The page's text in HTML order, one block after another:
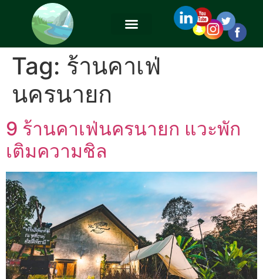
Tag: ร้านคาเฟ่
นครนายก
9 ร้านคาเฟ่นครนายก แวะพัก
เติมความชิล